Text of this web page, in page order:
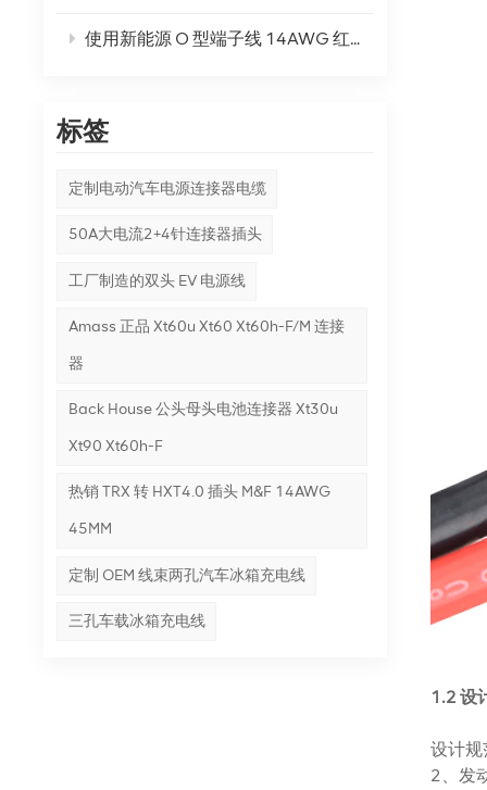
使用新能源 O 型端子线 14AWG 红黑线加快您的能源游戏！
标签
定制电动汽车电源连接器电缆
50A大电流2+4针连接器插头
工厂制造的双头 EV 电源线
Amass 正品 Xt60u Xt60 Xt60h-F/m 连接
器
Back House 公头母头电池连接器 Xt30u
Xt90 Xt60h-F
热销 TRX 转 HXT4.0 插头 M&F 14AWG
45MM
定制 OEM 线束两孔汽车冰箱充电线
三孔车载冰箱充电线
1.2 设
设计
2、发